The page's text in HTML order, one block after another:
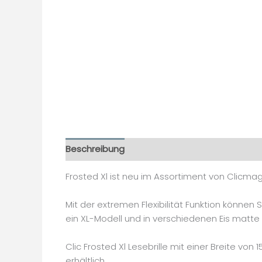
Beschreibung
Frosted Xl ist neu im Assortiment von
Mit der extremen Flexibilität Funktion
ein XL-Modell und in verschiedenen Eis
Clic Frosted Xl Lesebrille mit einer Breite von